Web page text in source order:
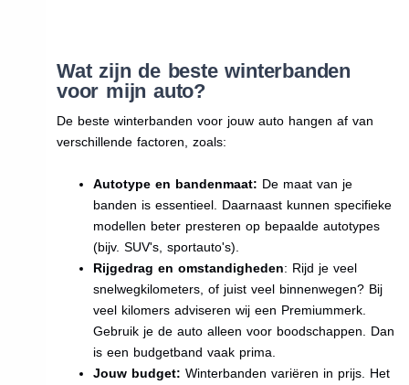
Wat zijn de beste winterbanden
voor mijn auto?
De beste winterbanden voor jouw auto hangen af van
verschillende factoren, zoals:
Autotype en bandenmaat: De maat van je
banden is essentieel. Daarnaast kunnen specifieke
modellen beter presteren op bepaalde autotypes
(bijv. SUV's, sportauto's).
Rijgedrag en omstandigheden: Rijd je veel
snelwegkilometers, of juist veel binnenwegen? Bij
veel kilomers adviseren wij een Premiummerk.
Gebruik je de auto alleen voor boodschappen. Dan
is een budgetband vaak prima.
Jouw budget: Winterbanden variëren in prijs. Het